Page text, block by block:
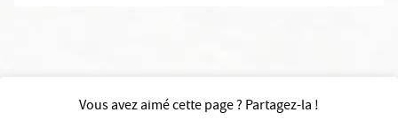
Vous avez aimé cette page ? Partagez-la !